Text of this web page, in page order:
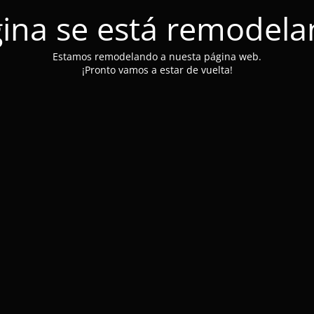
se está
Estamos remodelando a nuesta página web.
¡Pronto vamos a estar de vuelta!